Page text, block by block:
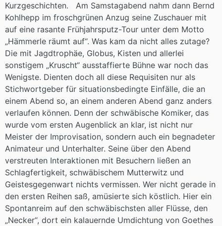
Kurzgeschichten. Am Samstagabend nahm dann Bernd
Kohlhepp im froschgrünen Anzug seine Zuschauer mit
auf eine rasante Frühjahrsputz-Tour unter dem Motto
„Hämmerle räumt auf“. Was kam da nicht alles zutage?
Die mit Jagdtrophäe, Globus, Kisten und allerlei
sonstigem „Kruscht“ ausstaffierte Bühne war noch das
Wenigste. Dienten doch all diese Requisiten nur als
Stichwortgeber für situationsbedingte Einfälle, die an
einem Abend so, an einem anderen Abend ganz anders
verlaufen können. Denn der schwäbische Komiker, das
wurde vom ersten Augenblick an klar, ist nicht nur
Meister der Improvisation, sondern auch ein begnadeter
Animateur und Unterhalter. Seine über den Abend
verstreuten Interaktionen mit Besuchern ließen an
Schlagfertigkeit, schwäbischem Mutterwitz und
Geistesgegenwart nichts vermissen. Wer nicht gerade in
den ersten Reihen saß, amüsierte sich köstlich. Hier ein
Spontanreim auf den schwäbischsten aller Flüsse, den
„Necker“, dort ein kalauernde Umdichtung von Goethes